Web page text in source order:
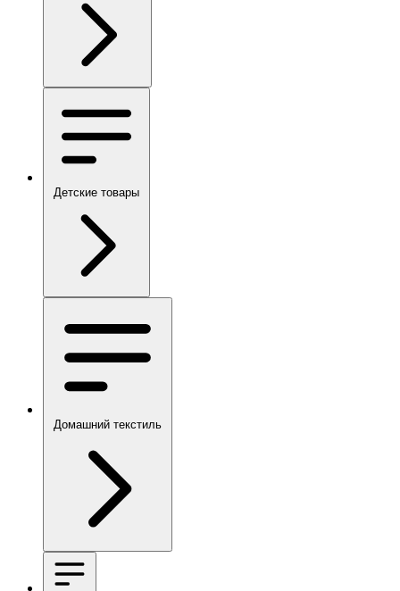
Детские товары
Домашний текстиль